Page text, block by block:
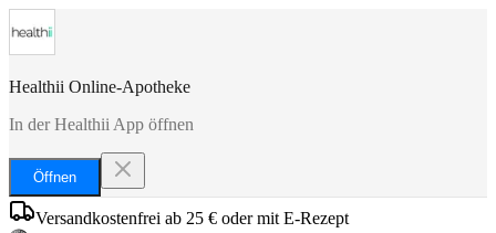
Healthii Online-Apotheke
In der Healthii App öffnen
Öffnen
Versandkostenfrei ab 25 € oder mit E-Rezept